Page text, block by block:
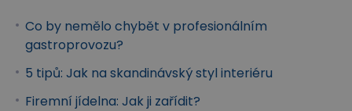
Co by nemělo chybět v profesionálním
gastroprovozu?
5 tipů: Jak na skandinávský styl interiéru
Firemní jídelna: Jak ji zařídit?